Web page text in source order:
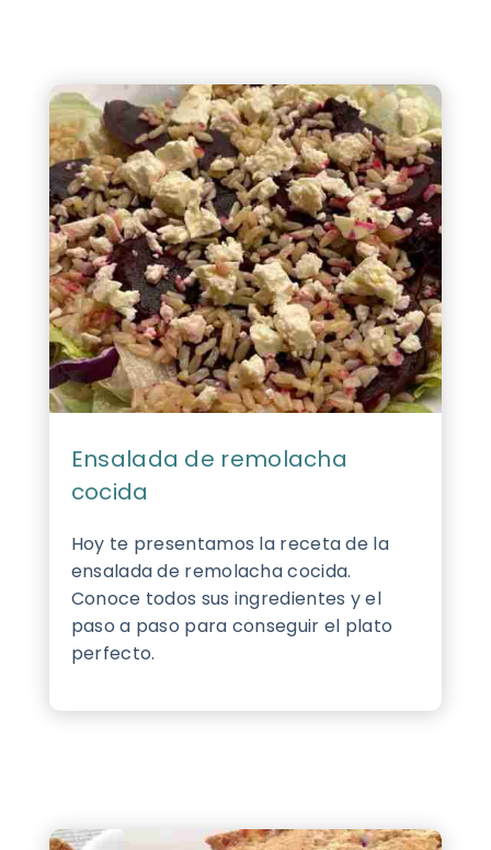
Ensalada de remolacha
cocida
Hoy te presentamos la receta de la
ensalada de remolacha cocida.
Conoce todos sus ingredientes y el
paso a paso para conseguir el plato
perfecto.